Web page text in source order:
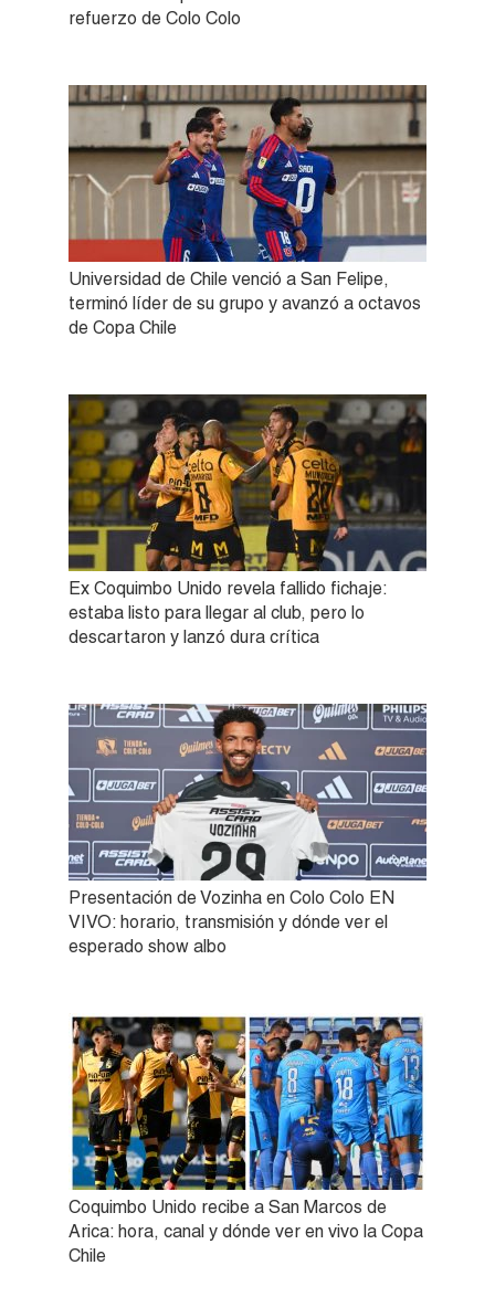
refuerzo de Colo Colo
Universidad de Chile venció a San Felipe,
terminó líder de su grupo y avanzó a octavos
de Copa Chile
Ex Coquimbo Unido revela fallido fichaje:
estaba listo para llegar al club, pero lo
descartaron y lanzó dura crítica
Presentación de Vozinha en Colo Colo EN
VIVO: horario, transmisión y dónde ver el
esperado show albo
Coquimbo Unido recibe a San Marcos de
Arica: hora, canal y dónde ver en vivo la Copa
Chile